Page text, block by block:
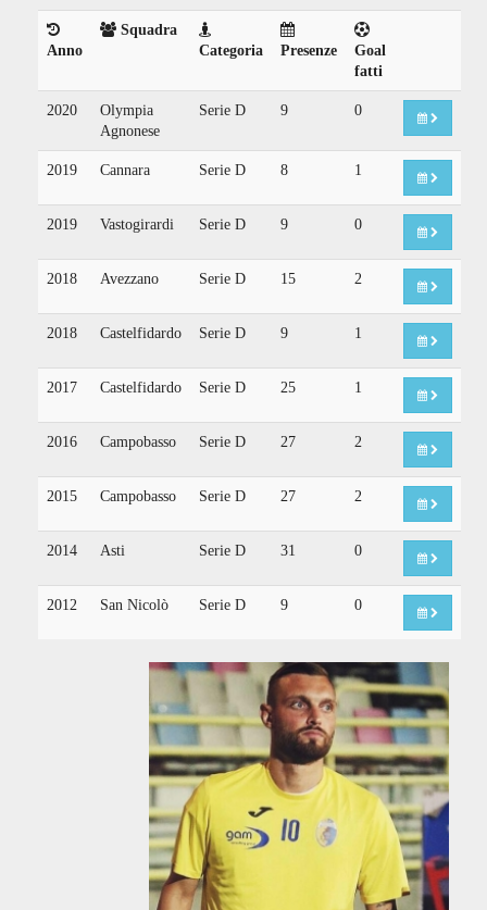
Anno
Squadra
Categoria
Presenze
Goal
fatti
2020
Olympia
Agnonese
Serie D 9 0
2019 Cannara Serie D 8 1
2019 Vastogirardi Serie D 9 0
2018 Avezzano Serie D 15 2
2018 Castelfidardo Serie D 9 1
2017 Castelfidardo Serie D 25 1
2016 Campobasso Serie D 27 2
2015 Campobasso Serie D 27 2
2014 Asti Serie D 31 0
2012 San Nicolò Serie D 9 0